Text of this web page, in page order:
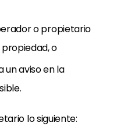
o propietario
o
aviso en la
lo siguiente: